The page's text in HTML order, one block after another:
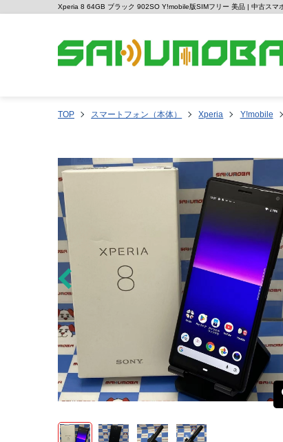
Xperia 8 64GB ブラック 902SO Y!mobile版SIMフリー 美品 | 中古スマ
TOP スマートフォン（本体） Xperia Y!mobile